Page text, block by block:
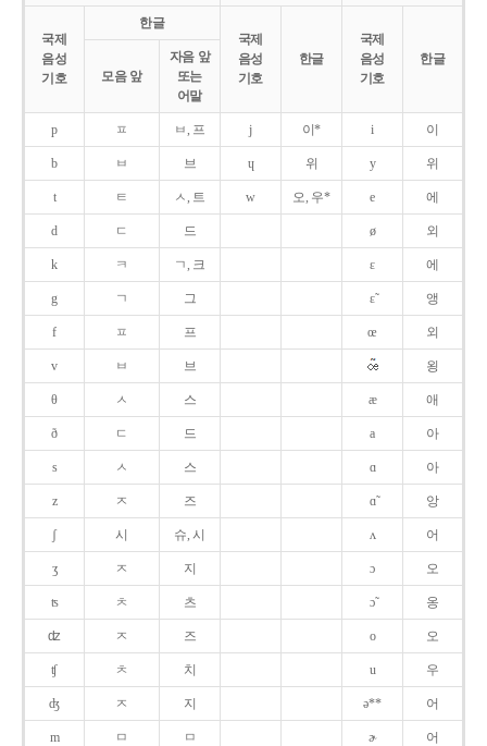
국제
음성
기호
한글
국제
음성
기호
한글
국제
음성
기호
한글
모음 앞
자음 앞
또는
어말
p ㅍ ㅂ, 프 j 이* i 이
b ㅂ 브 ɥ 위 y 위
t ㅌ ㅅ, 트 w 오, 우* e 에
d ㄷ 드 ø 외
k ㅋ ㄱ, 크 ɛ 에
g ㄱ 그 ɛ̃ 앵
f ㅍ 프 œ 외
v ㅂ 브 욍
θ ㅅ 스 æ 애
ð ㄷ 드 a 아
s ㅅ 스 ɑ 아
z ㅈ 즈 ɑ̃ 앙
ʃ 시 슈, 시 ʌ 어
ʒ ㅈ 지 ɔ 오
ʦ ㅊ 츠 ɔ̃ 옹
ʣ ㅈ 즈 o 오
ʧ ㅊ 치 u 우
ʤ ㅈ 지 ə** 어
m ㅁ ㅁ ɚ 어